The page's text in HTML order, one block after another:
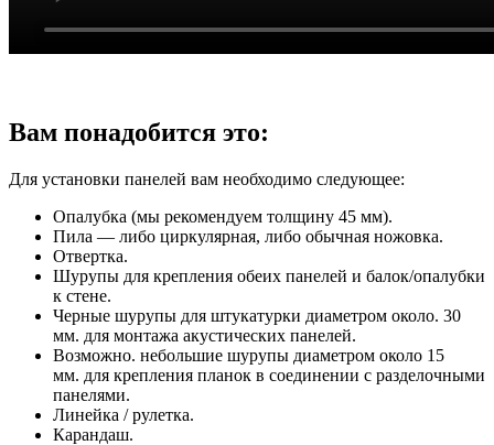
Вам понадобится это:
Для установки панелей вам необходимо следующее:
Опалубка (мы рекомендуем толщину 45 мм).
Пила — либо циркулярная, либо обычная ножовка.
Отвертка.
Шурупы для крепления обеих панелей и балок/опалубки
к стене.
Черные шурупы для штукатурки диаметром около. 30
мм. для монтажа акустических панелей.
Возможно. небольшие шурупы диаметром около 15
мм. для крепления планок в соединении с разделочными
панелями.
Линейка / рулетка.
Карандаш.